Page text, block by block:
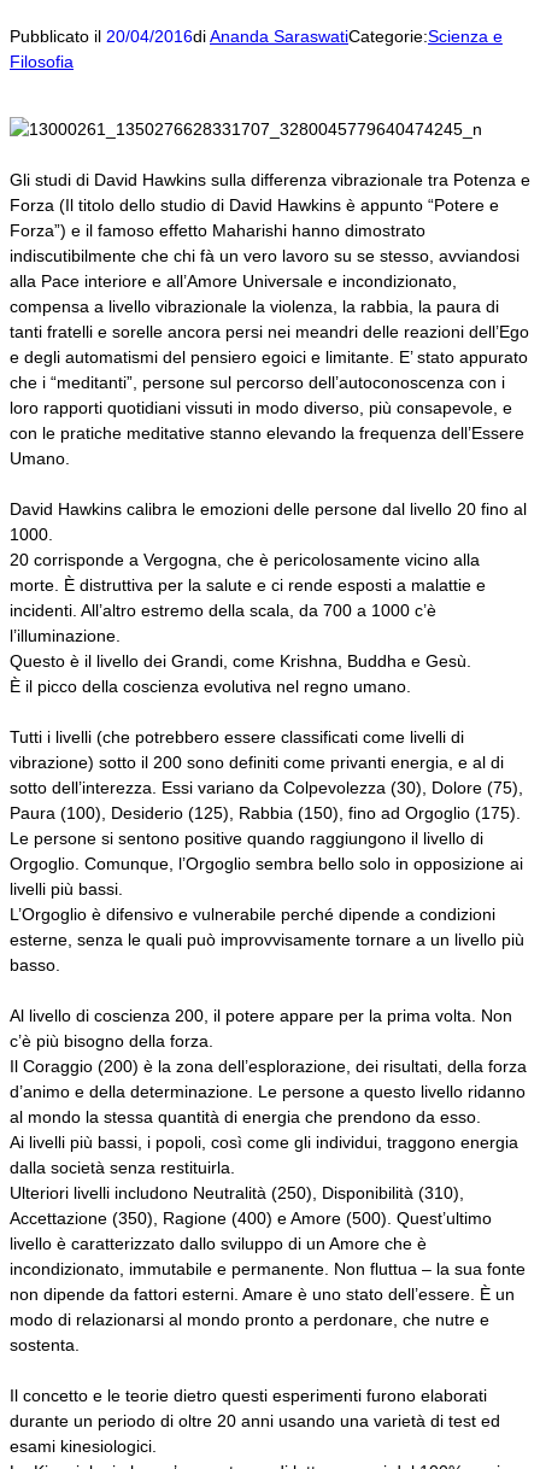
Pubblicato il 20/04/2016diAnanda SaraswatiCategorie:Scienza e
Filosofia
Gli studi di David Hawkins sulla differenza vibrazionale tra Potenza e
Forza (Il titolo dello studio di David Hawkins è appunto “Potere e
Forza”) e il famoso effetto Maharishi hanno dimostrato
indiscutibilmente che chi fà un vero lavoro su se stesso, avviandosi
alla Pace interiore e all’Amore Universale e incondizionato,
compensa a livello vibrazionale la violenza, la rabbia, la paura di
tanti fratelli e sorelle ancora persi nei meandri delle reazioni dell’Ego
e degli automatismi del pensiero egoici e limitante. E’ stato appurato
che i “meditanti”, persone sul percorso dell’autoconoscenza con i
loro rapporti quotidiani vissuti in modo diverso, più consapevole, e
con le pratiche meditative stanno elevando la frequenza dell’Essere
Umano.
David Hawkins calibra le emozioni delle persone dal livello 20 fino al
1000.
20 corrisponde a Vergogna, che è pericolosamente vicino alla
morte. È distruttiva per la salute e ci rende esposti a malattie e
incidenti. All’altro estremo della scala, da 700 a 1000 c’è
l’illuminazione.
Questo è il livello dei Grandi, come Krishna, Buddha e Gesù.
È il picco della coscienza evolutiva nel regno umano.
Tutti i livelli (che potrebbero essere classificati come livelli di
vibrazione) sotto il 200 sono definiti come privanti energia, e al di
sotto dell’interezza. Essi variano da Colpevolezza (30), Dolore (75),
Paura (100), Desiderio (125), Rabbia (150), fino ad Orgoglio (175).
Le persone si sentono positive quando raggiungono il livello di
Orgoglio. Comunque, l’Orgoglio sembra bello solo in opposizione ai
livelli più bassi.
L’Orgoglio è difensivo e vulnerabile perché dipende a condizioni
esterne, senza le quali può improvvisamente tornare a un livello più
basso.
Al livello di coscienza 200, il potere appare per la prima volta. Non
c’è più bisogno della forza.
Il Coraggio (200) è la zona dell’esplorazione, dei risultati, della forza
d’animo e della determinazione. Le persone a questo livello ridanno
al mondo la stessa quantità di energia che prendono da esso.
Ai livelli più bassi, i popoli, così come gli individui, traggono energia
dalla società senza restituirla.
Ulteriori livelli includono Neutralità (250), Disponibilità (310),
Accettazione (350), Ragione (400) e Amore (500). Quest’ultimo
livello è caratterizzato dallo sviluppo di un Amore che è
incondizionato, immutabile e permanente. Non fluttua – la sua fonte
non dipende da fattori esterni. Amare è uno stato dell’essere. È un
modo di relazionarsi al mondo pronto a perdonare, che nutre e
sostenta.
Il concetto e le teorie dietro questi esperimenti furono elaborati
durante un periodo di oltre 20 anni usando una varietà di test ed
esami kinesiologici.